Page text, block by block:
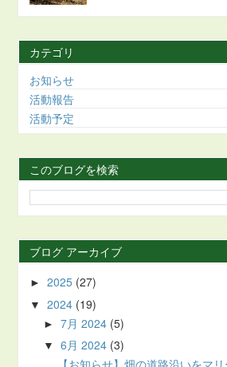
カテゴリ
お知らせ
活動報告
活動予定
このブログを検索
ブログ アーカイブ
►2025 (27)
▼2024 (19)
►7月 2024 (5)
▼6月 2024 (3)
【お知らせ】畑の道路沿いをマ